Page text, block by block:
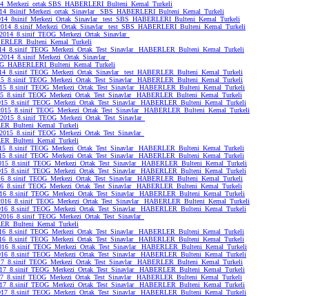
SBS_HABERLERI_Bulteni_Kemal_Turkeli
SBS_HABERLERI_Bulteni_Kemal_Turkeli
test_SBS_HABERLERI_Bulteni_Kemal_Turkeli
test_SBS_HABERLERI_Bulteni_Kemal_Turkeli
HABERLER_Bulteni_Kemal_Turkeli
test_HABERLER_Bulteni_Kemal_Turkeli
HABERLER_Bulteni_Kemal_Turkeli
HABERLER_Bulteni_Kemal_Turkeli
HABERLER_Bulteni_Kemal_Turkeli
HABERLER_Bulteni_Kemal_Turkeli
HABERLER_Bulteni_Kemal_Turkeli
HABERLER_Bulteni_Kemal_Turkeli
HABERLER_Bulteni_Kemal_Turkeli
HABERLER_Bulteni_Kemal_Turkeli
HABERLER_Bulteni_Kemal_Turkeli
HABERLER_Bulteni_Kemal_Turkeli
HABERLER_Bulteni_Kemal_Turkeli
HABERLER_Bulteni_Kemal_Turkeli
HABERLER_Bulteni_Kemal_Turkeli
HABERLER_Bulteni_Kemal_Turkeli
HABERLER_Bulteni_Kemal_Turkeli
HABERLER_Bulteni_Kemal_Turkeli
HABERLER_Bulteni_Kemal_Turkeli
HABERLER_Bulteni_Kemal_Turkeli
HABERLER_Bulteni_Kemal_Turkeli
HABERLER_Bulteni_Kemal_Turkeli
HABERLER_Bulteni_Kemal_Turkeli
HABERLER_Bulteni_Kemal_Turkeli
HABERLER_Bulteni_Kemal_Turkeli